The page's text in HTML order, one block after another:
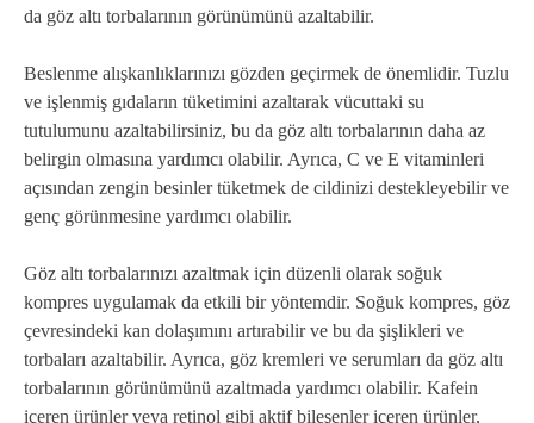
da göz altı torbalarının görünümünü azaltabilir.
Beslenme alışkanlıklarınızı gözden geçirmek de önemlidir. Tuzlu
ve işlenmiş gıdaların tüketimini azaltarak vücuttaki su
tutulumunu azaltabilirsiniz, bu da göz altı torbalarının daha az
belirgin olmasına yardımcı olabilir. Ayrıca, C ve E vitaminleri
açısından zengin besinler tüketmek de cildinizi destekleyebilir ve
genç görünmesine yardımcı olabilir.
Göz altı torbalarınızı azaltmak için düzenli olarak soğuk
kompres uygulamak da etkili bir yöntemdir. Soğuk kompres, göz
çevresindeki kan dolaşımını artırabilir ve bu da şişlikleri ve
torbaları azaltabilir. Ayrıca, göz kremleri ve serumları da göz altı
torbalarının görünümünü azaltmada yardımcı olabilir. Kafein
içeren ürünler veya retinol gibi aktif bileşenler içeren ürünler,